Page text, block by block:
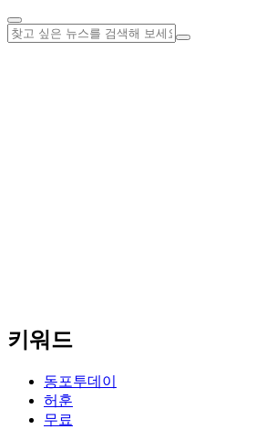
키워드
동포투데이
허훈
무료